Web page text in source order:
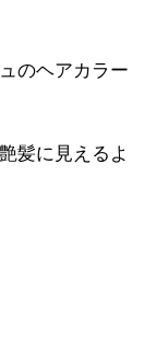
のヘアカラー
髪に見えるよ